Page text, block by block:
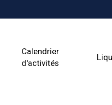
Calendrier
d'activités